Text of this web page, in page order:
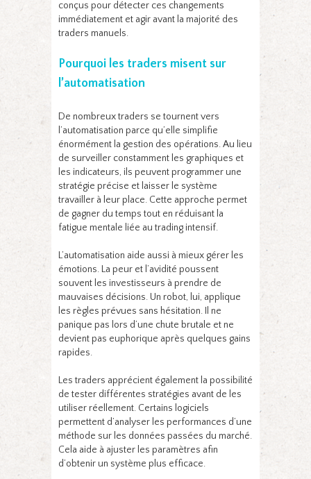
conçus pour détecter ces changements
immédiatement et agir avant la majorité des
traders manuels.
Pourquoi les traders misent sur
l’automatisation
De nombreux traders se tournent vers
l’automatisation parce qu’elle simplifie
énormément la gestion des opérations. Au lieu
de surveiller constamment les graphiques et
les indicateurs, ils peuvent programmer une
stratégie précise et laisser le système
travailler à leur place. Cette approche permet
de gagner du temps tout en réduisant la
fatigue mentale liée au trading intensif.
L’automatisation aide aussi à mieux gérer les
émotions. La peur et l’avidité poussent
souvent les investisseurs à prendre de
mauvaises décisions. Un robot, lui, applique
les règles prévues sans hésitation. Il ne
panique pas lors d’une chute brutale et ne
devient pas euphorique après quelques gains
rapides.
Les traders apprécient également la possibilité
de tester différentes stratégies avant de les
utiliser réellement. Certains logiciels
permettent d’analyser les performances d’une
méthode sur les données passées du marché.
Cela aide à ajuster les paramètres afin
d’obtenir un système plus efficace.